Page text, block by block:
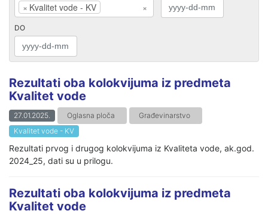
×
× Kvalitet vode - KV
DO
Rezultati oba kolokvijuma iz predmeta
Kvalitet vode
27.01.2025. Oglasna ploča
Građevinarstvo
Kvalitet vode - KV
Rezultati prvog i drugog kolokvijuma iz Kvaliteta vode, ak.god.
2024_25, dati su u prilogu.
Rezultati oba kolokvijuma iz predmeta
Kvalitet vode